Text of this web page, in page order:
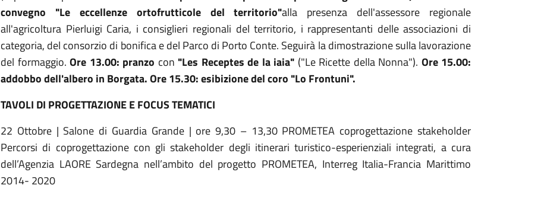
convegno "Le eccellenze ortofrutticole del territorio"alla presenza dell'assessore regionale
all'agricoltura Pierluigi Caria, i consiglieri regionali del territorio, i rappresentanti delle associazioni di
categoria, del consorzio di bonifica e del Parco di Porto Conte. Seguirà la dimostrazione sulla lavorazione
del formaggio. Ore 13.00: pranzo con "Les Receptes de la iaia" ("Le Ricette della Nonna"). Ore 15.00:
addobbo dell'albero in Borgata. Ore 15.30: esibizione del coro "Lo Frontuni".
TAVOLI DI PROGETTAZIONE E FOCUS TEMATICI
22 Ottobre | Salone di Guardia Grande | ore 9,30 – 13,30 PROMETEA coprogettazione stakeholder
Percorsi di coprogettazione con gli stakeholder degli itinerari turistico-esperienziali integrati, a cura
dell’Agenzia LAORE Sardegna nell’ambito del progetto PROMETEA, Interreg Italia-Francia Marittimo
2014- 2020